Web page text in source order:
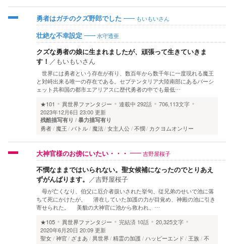
勇者はガチのクズ野郎でした もいもいさん
壮絶な不幸設定 水守透亜
クズな勇者の娘に生まれましたが、頑張って生きていきま
す！ ／ もいもいさん
世界には勇者という存在が有り、数百年から数千年に一度現れる魔王
と対峙出来る唯一の存在である。セプテンタリア大陸南部にあるバーシ
ェット共和国の都市エアリアスに歴代勇者の中でも最低…
★101
異世界ファンタジー 連載中 292話
706,113文字
2023年12月6日 23:00 更新
残酷描写有り 暴力描写有り
勇者 魔王 バトル 魔法 女主人公 不憫 カクヨムオンリー
大神官様のお傍にいたい・・・ 吉野屋桜子
不憫なままではいられない。聖女候補になったのでとりあえ
ずがんばります。 ／吉野屋桜子
母が亡くなり、伯父に厄介者扱いされた挙句、従兄弟のせいで池に落
ちて死にかけたが、 潜在していた加護の力が目覚め、神殿の池に引き
寄せられた。 美貌の大神官に池から救われ、…
★105
異世界ファンタジー 完結済 10話
20,325文字
2020年6月20日 20:09 更新
聖女 神官 ざまあ 異世界 精霊の加護 ハッピーエンド 王族 不